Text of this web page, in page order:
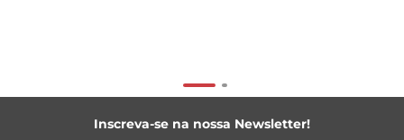
Inscreva-se na nossa Newsletter!